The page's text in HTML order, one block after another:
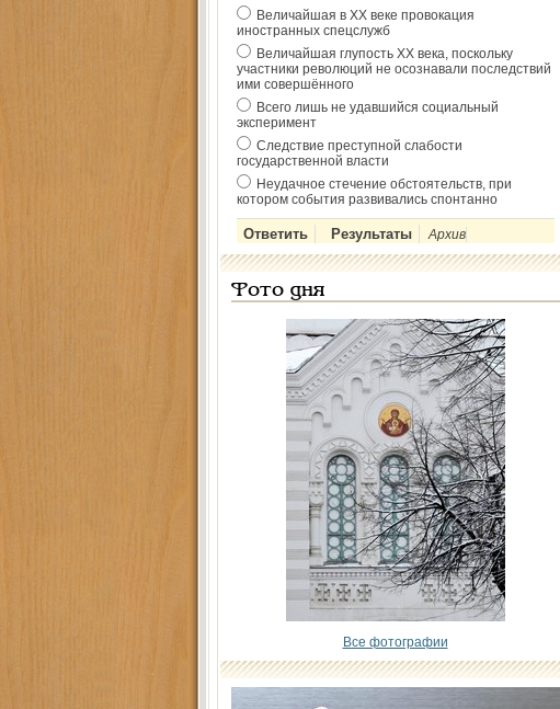
Величайшая в ХХ веке провокация
иностранных спецслужб
Величайшая глупость ХХ века, поскольку
участники революций не осознавали последствий
ими совершённого
Всего лишь не удавшийся социальный
эксперимент
Следствие преступной слабости
государственной власти
Неудачное стечение обстоятельств, при
котором события развивались спонтанно
Архив
Фото дня
Все фотографии